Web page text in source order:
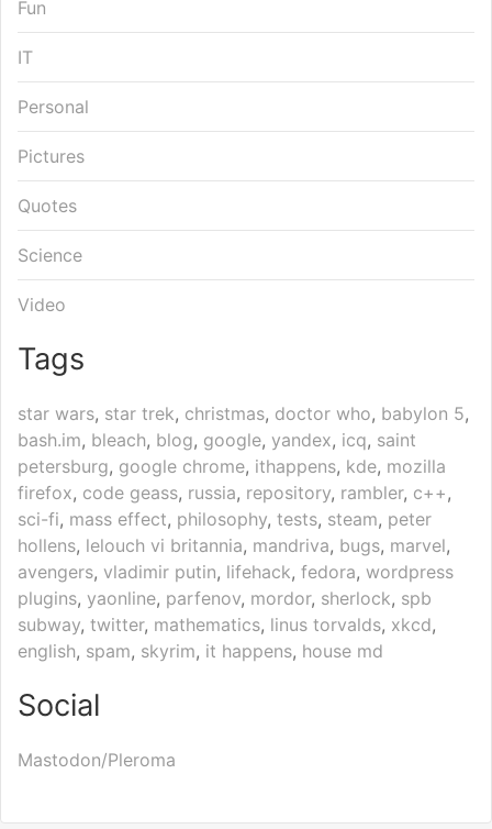
Fun
IT
Personal
Pictures
Quotes
Science
Video
Tags
star wars, star trek, christmas, doctor who, babylon 5,
bash.im, bleach, blog, google, yandex, icq, saint
petersburg, google chrome, ithappens, kde, mozilla
firefox, code geass, russia, repository, rambler, c++,
sci-fi, mass effect, philosophy, tests, steam, peter
hollens, lelouch vi britannia, mandriva, bugs, marvel,
avengers, vladimir putin, lifehack, fedora, wordpress
plugins, yaonline, parfenov, mordor, sherlock, spb
subway, twitter, mathematics, linus torvalds, xkcd,
english, spam, skyrim, it happens, house md
Social
Mastodon/Pleroma